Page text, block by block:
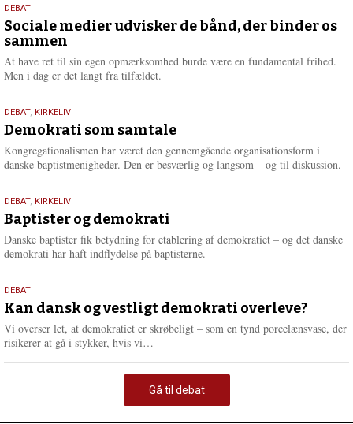
18.
maj
2026
DEBAT
Sociale medier udvisker de bånd, der binder os
sammen
At have ret til sin egen opmærksomhed burde være en fundamental frihed.
Men i dag er det langt fra tilfældet.
18.
maj
2026
DEBAT, KIRKELIV
Demokrati som samtale
Kongregationalismen har været den gennemgående organisationsform i
danske baptistmenigheder. Den er besværlig og langsom – og til diskussion.
18.
maj
2026
DEBAT, KIRKELIV
Baptister og demokrati
Danske baptister fik betydning for etablering af demokratiet – og det danske
demokrati har haft indflydelse på baptisterne.
18.
maj
2026
DEBAT
Kan dansk og vestligt demokrati overleve?
Vi overser let, at demokratiet er skrøbeligt – som en tynd porcelænsvase, der
risikerer at gå i stykker, hvis vi…
m
e
Gå til debat